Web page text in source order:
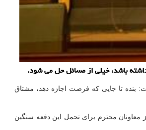
باشد، خیلی از مسائل حل می شود.
بنده تا جایی که فرصت اجازه دهد، مشتاق
محترم برای تحمل این دفعه سنگین